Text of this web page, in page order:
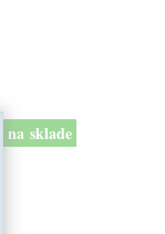
na sklade